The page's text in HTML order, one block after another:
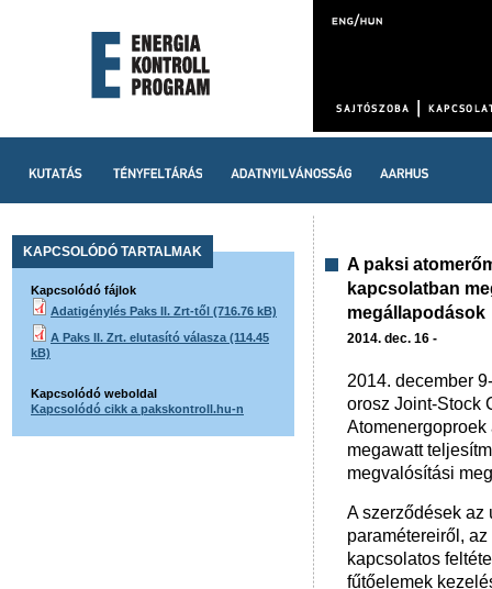
KAPCSOLÓDÓ TARTALMAK
Kapcsolódó fájlok
Adatigénylés Paks II. Zrt-től (716.76 kB)
A Paks II. Zrt. elutasító válasza (114.45
kB)
Kapcsolódó weboldal
Kapcsolódó cikk a pakskontroll.hu-n
A paksi
kapcsolatban
megállapodások
2014. dec. 16 -
2014. december
orosz Joint-Stock
megawatt
megvalósítási
A szerződések az
paramétereiről,
kapcsolatos
fűtőelemek